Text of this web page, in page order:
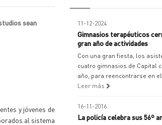
sean
y jóvenes de
al sistema
11-12-2024
Gimnasios terapéuticos
gran año de actividades
Con una gran fiesta, los
cuatro gimnasios de Capital
año, para reencontrarse en el
Leer más
16-11-2016
La policía celebra sus 56º